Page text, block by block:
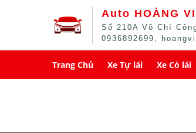
Auto HOÀNG
Số 210A Võ Chí
0936892699,
Trang Chủ Xe Tự lái Xe Có lái